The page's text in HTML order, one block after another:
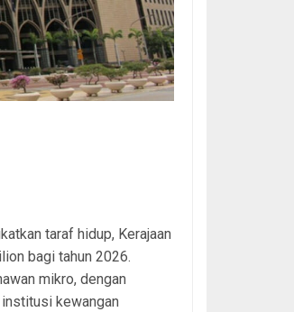
taraf hidup, Kerajaan
bagi tahun 2026.
mikro, dengan
kewangan